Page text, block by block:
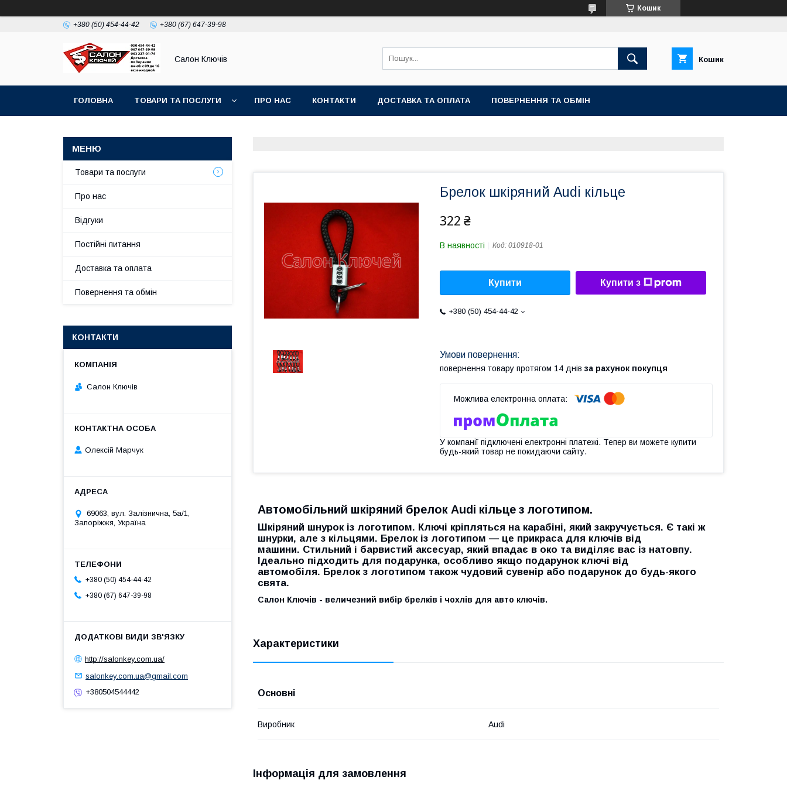
Кошик
+380 (50) 454-44-42 +380 (67) 647-39-98
Салон Ключів Кошик
ГОЛОВНА ТОВАРИ ТА ПОСЛУГИ ПРО НАС КОНТАКТИ ДОСТАВКА ТА ОПЛАТА ПОВЕРНЕННЯ ТА ОБМІН
Брелок шкіряний Audi кільце
322 ₴
В наявності Код: 010918-01
Купити Купити з
+380 (50) 454-44-42
повернення товару протягом 14 днів за рахунок покупця
У компанії підключені електронні платежі. Тепер ви можете купити
будь-який товар не покидаючи сайту.
Автомобільний шкіряний брелок Audi кільце з логотипом.
Шкіряний шнурок із логотипом. Ключі кріпляться на карабіні, який закручується. Є такі ж
шнурки, але з кільцями. Брелок із логотипом — це прикраса для ключів від
машини. Стильний і барвистий аксесуар, який впадає в око та виділяє вас із натовпу.
Ідеально підходить для подарунка, особливо якщо подарунок ключі від
автомобіля. Брелок з логотипом також чудовий сувенір або подарунок до будь-якого
свята.
Салон Ключів - величезний вибір брелків і чохлів для авто ключів.
Характеристики
Основні
Виробник Audi
Інформація для замовлення
Товари та послуги
Про нас
Відгуки
Постійні питання
Доставка та оплата
Повернення та обмін
КОНТАКТИ
Салон Ключів
Олексій Марчук
69063, вул. Залізнична, 5а/1,
Запоріжжя, Україна
+380 (50) 454-44-42
+380 (67) 647-39-98
http://salonkey.com.ua/
salonkey.com.ua@gmail.com
+380504544442